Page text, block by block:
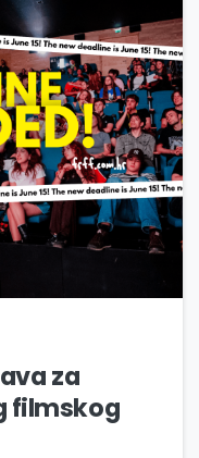
1
za
filmskog